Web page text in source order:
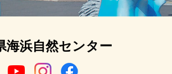
海浜自然センター